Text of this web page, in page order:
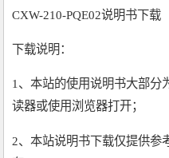
CXW-210-PQE02说明书下载
下载说明：
1、本站的使用说明书大部分
读器或使用浏览器打开；
2、本站说明书下载仅提供参